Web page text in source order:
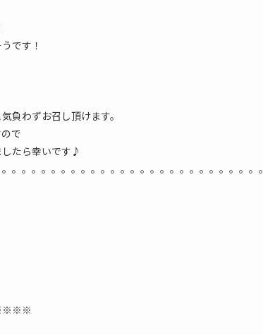
です！
負わずお召し頂けます。
で
たら幸いです♪
。。。。。。。。。。。。。。。。。。。。。。。。。。